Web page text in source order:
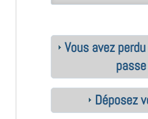
Vous avez
Déposez